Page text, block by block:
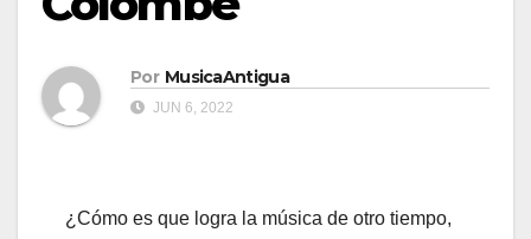
Por MusicaAntigua
JUN 6, 2022
¿Cómo es que logra la música de otro tiempo,